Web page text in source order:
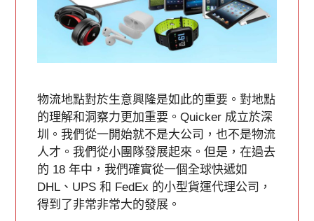
物流地點對於生意興隆是如此的重要。對地點
的理解和洞察力更加重要。Quicker 成立於深
圳。我們從一開始就不是大公司，也不是物流
人才。我們從小團隊發展起來。但是，在過去
的 18 年中，我們確實從一個全球快遞如
DHL、UPS 和 FedEx 的小型貨運代理公司，
得到了非常非常大的發展。